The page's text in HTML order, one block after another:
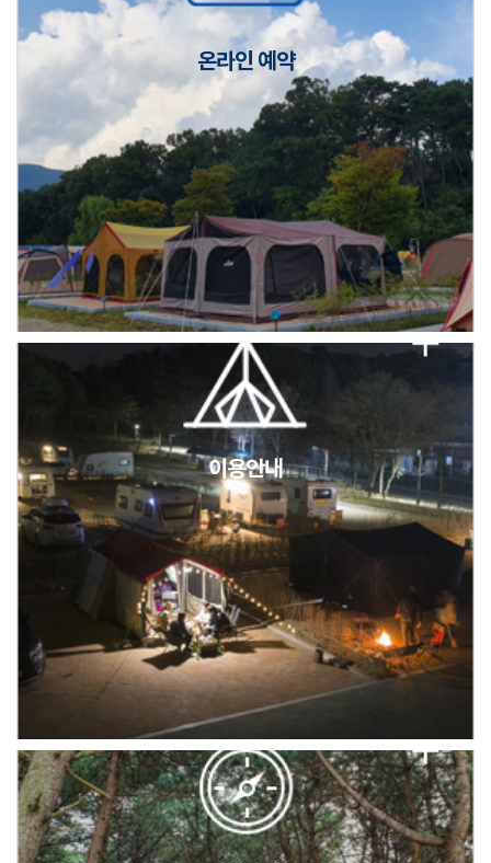
2026년 5월 캠핑장 안점 점검의 날 변경 안내
캠핑장(9월1일~6일) 미운영 공지
2026년 5월 캠핑장 안점 점검의 날 변경 안내
캠핑장(9월1일~6일) 미운영 공지
2026년 5월 캠핑장 안점 점검의 날 변경 안내
캠핑장(9월1일~6일) 미운영 공지
[6/1]전산시스템 점검 및 안정화에 따른 서비스 이용 제한 안내
온라인 예약
이용안내